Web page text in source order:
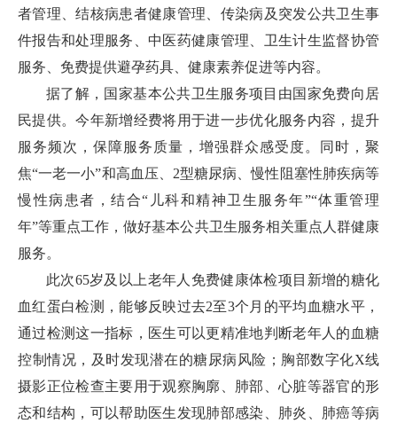
者管理、结核病患者健康管理、传染病及突发公共卫生事
件报告和处理服务、中医药健康管理、卫生计生监督协管
服务、免费提供避孕药具、健康素养促进等内容。
据了解，国家基本公共卫生服务项目由国家免费向居
民提供。今年新增经费将用于进一步优化服务内容，提升
服务频次，保障服务质量，增强群众感受度。同时，聚
焦“一老一小”和高血压、2型糖尿病、慢性阻塞性肺疾病等
慢性病患者，结合“儿科和精神卫生服务年”“体重管理
年”等重点工作，做好基本公共卫生服务相关重点人群健康
服务。
此次65岁及以上老年人免费健康体检项目新增的糖化
血红蛋白检测，能够反映过去2至3个月的平均血糖水平，
通过检测这一指标，医生可以更精准地判断老年人的血糖
控制情况，及时发现潜在的糖尿病风险；胸部数字化X线
摄影正位检查主要用于观察胸廓、肺部、心脏等器官的形
态和结构，可以帮助医生发现肺部感染、肺炎、肺癌等病